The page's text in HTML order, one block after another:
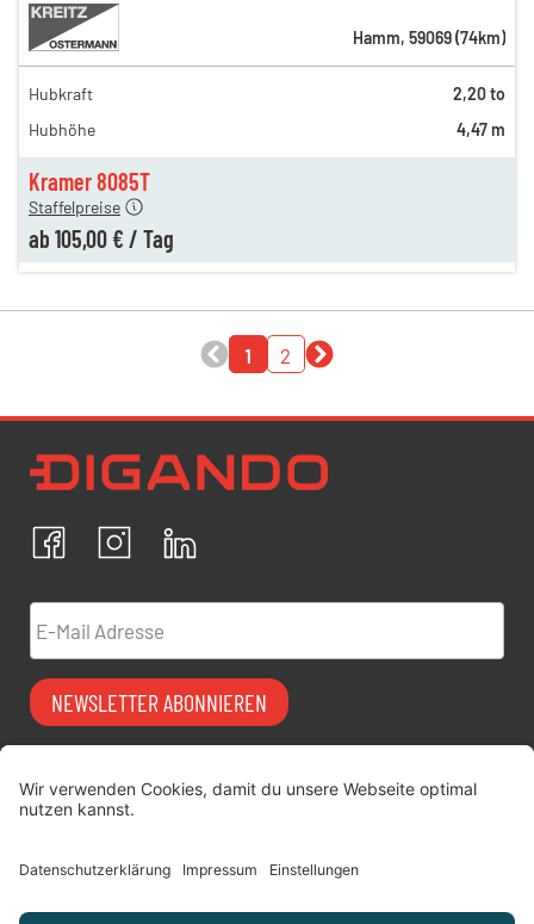
Kramer 8085T
176,00 €
154,00 €
Staffelpreise
ab 105,00 € / Tag
Hamm, 59069(74km)
Hubkraft
2,20 to
Hubhöhe
4,47 m
1 2
FacebookInstagram
Ich bestätige, dass ich die
Datenschutzrichtlinien
personenbezogenen Daten einverstanden.
E-Mail Adresse
NEWSLETTER ABONNIEREN
Vermiet-Partner
digitimes | blog
Über uns
FAQ
Datenschutz